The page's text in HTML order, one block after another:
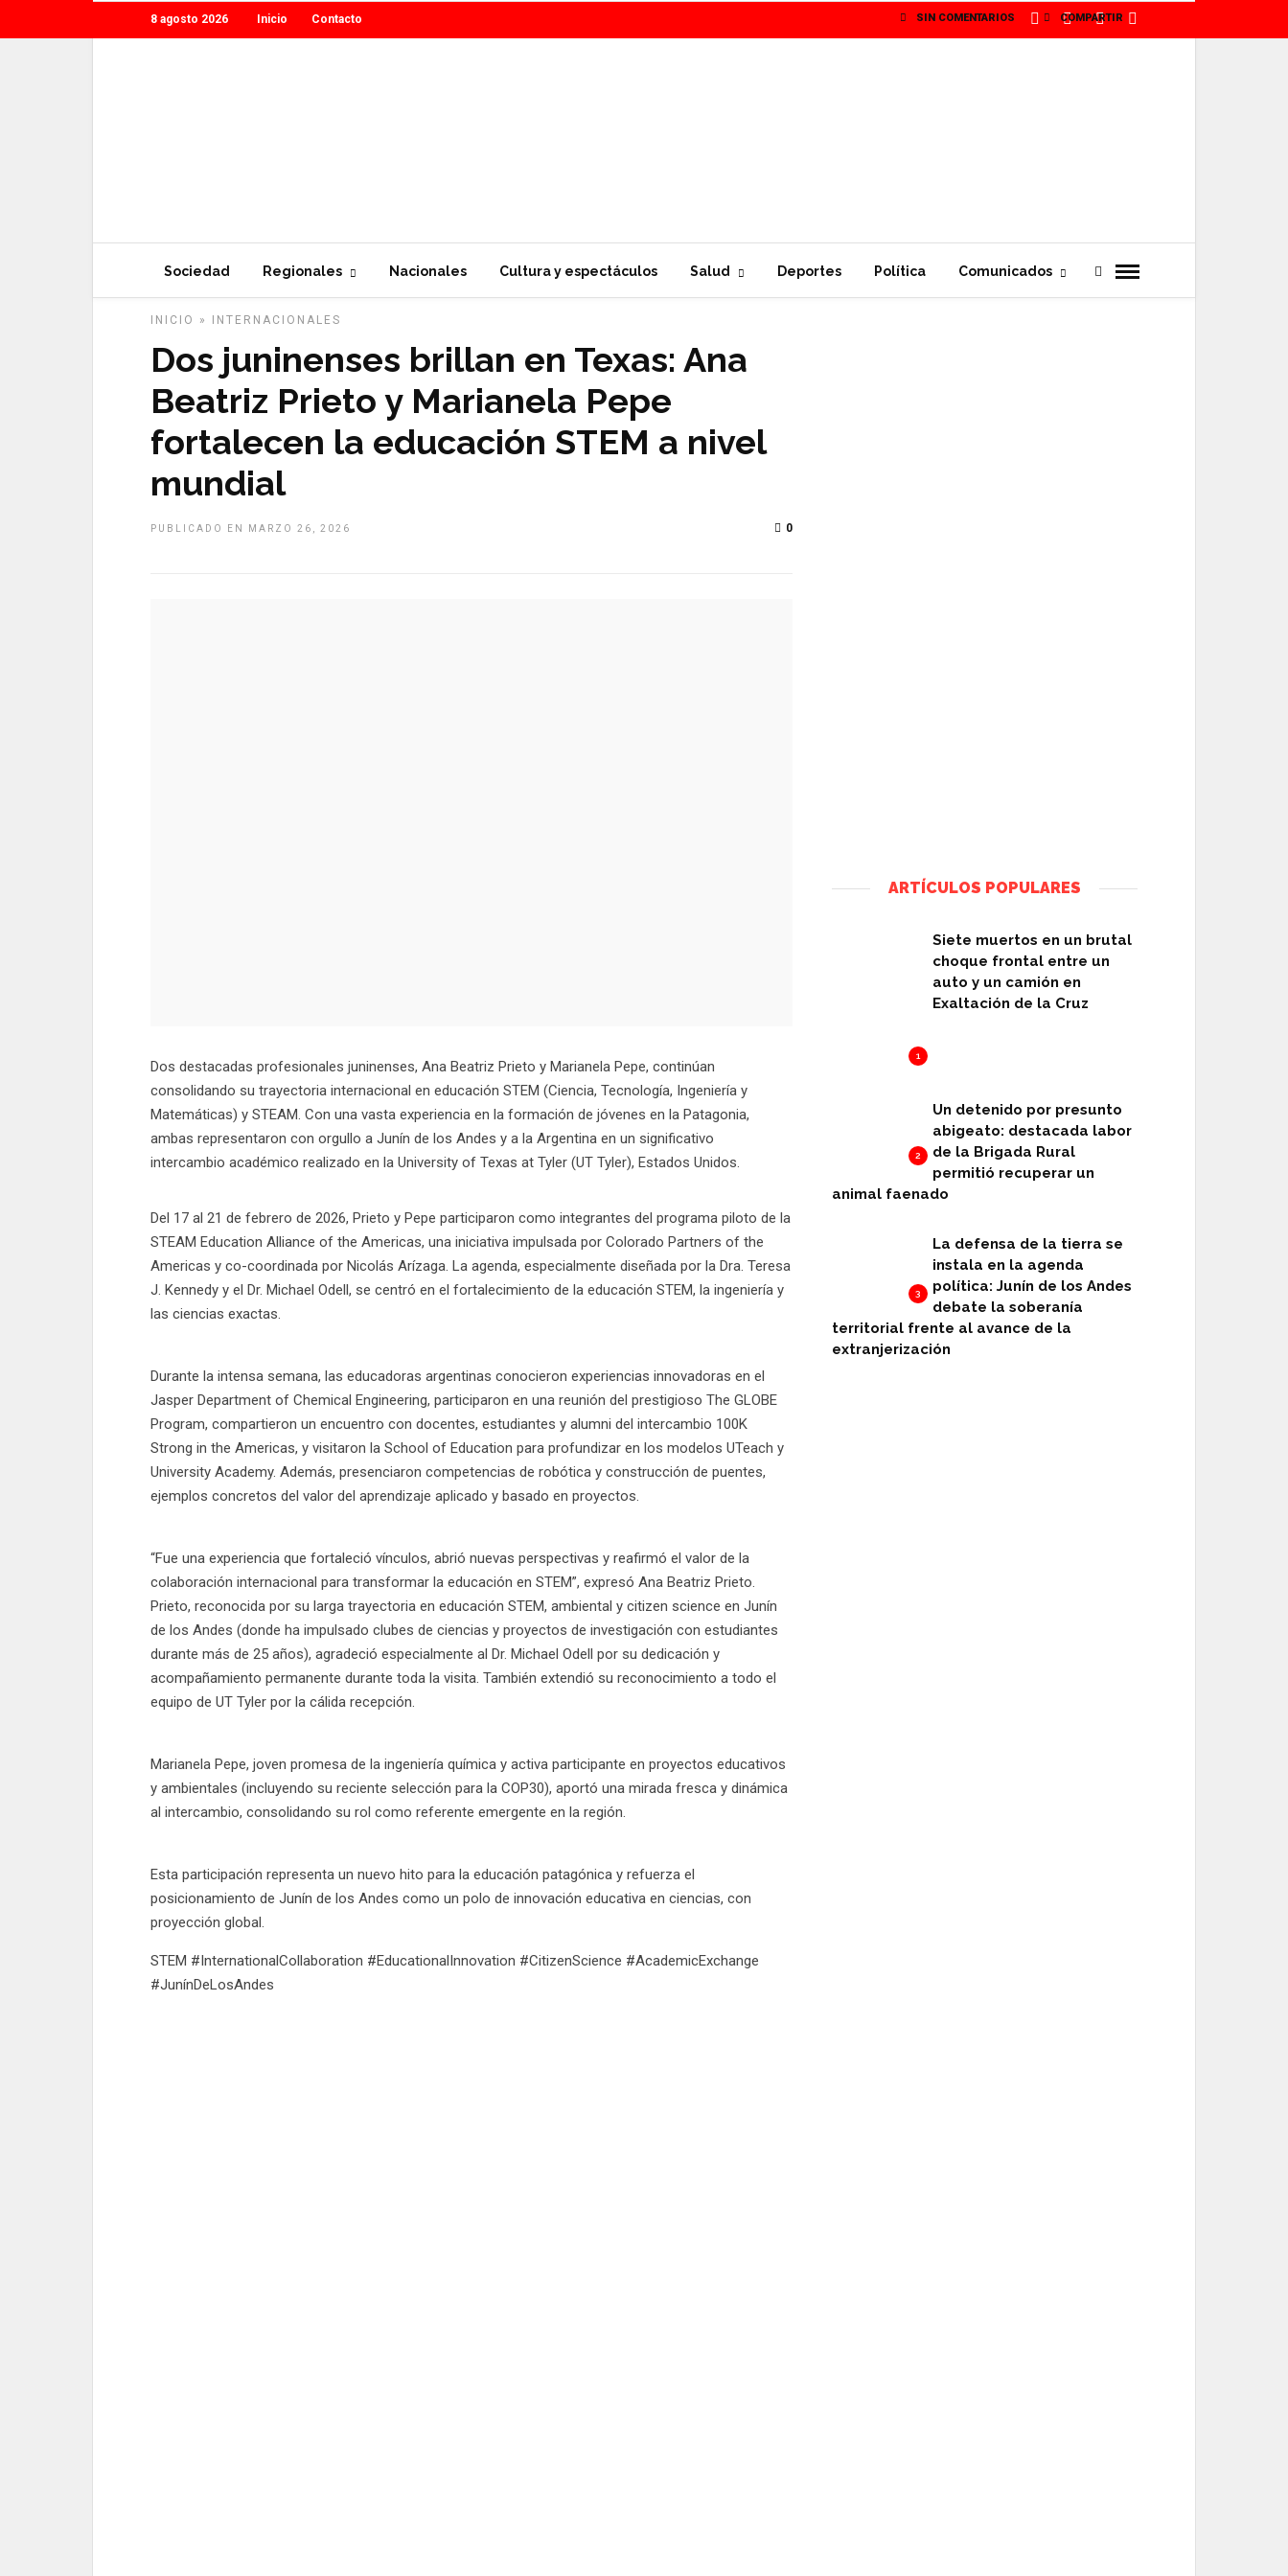
8 agosto 2026 Inicio Contacto
Sociedad Regionales Nacionales Cultura y espectáculos Salud Deportes Política Comunicados
INICIO » INTERNACIONALES
Dos juninenses brillan en Texas: Ana
Beatriz Prieto y Marianela Pepe
fortalecen la educación STEM a nivel
mundial
PUBLICADO EN MARZO 26, 2026 0
Dos destacadas profesionales juninenses, Ana Beatriz Prieto y Marianela Pepe, continúan
consolidando su trayectoria internacional en educación STEM (Ciencia, Tecnología, Ingeniería y
Matemáticas) y STEAM. Con una vasta experiencia en la formación de jóvenes en la Patagonia,
ambas representaron con orgullo a Junín de los Andes y a la Argentina en un significativo
intercambio académico realizado en la University of Texas at Tyler (UT Tyler), Estados Unidos.
Del 17 al 21 de febrero de 2026, Prieto y Pepe participaron como integrantes del programa piloto de la
STEAM Education Alliance of the Americas, una iniciativa impulsada por Colorado Partners of the
Americas y co-coordinada por Nicolás Arízaga. La agenda, especialmente diseñada por la Dra. Teresa
J. Kennedy y el Dr. Michael Odell, se centró en el fortalecimiento de la educación STEM, la ingeniería y
las ciencias exactas.
Durante la intensa semana, las educadoras argentinas conocieron experiencias innovadoras en el
Jasper Department of Chemical Engineering, participaron en una reunión del prestigioso The GLOBE
Program, compartieron un encuentro con docentes, estudiantes y alumni del intercambio 100K
Strong in the Americas, y visitaron la School of Education para profundizar en los modelos UTeach y
University Academy. Además, presenciaron competencias de robótica y construcción de puentes,
ejemplos concretos del valor del aprendizaje aplicado y basado en proyectos.
“Fue una experiencia que fortaleció vínculos, abrió nuevas perspectivas y reafirmó el valor de la
colaboración internacional para transformar la educación en STEM”, expresó Ana Beatriz Prieto.
Prieto, reconocida por su larga trayectoria en educación STEM, ambiental y citizen science en Junín
de los Andes (donde ha impulsado clubes de ciencias y proyectos de investigación con estudiantes
durante más de 25 años), agradeció especialmente al Dr. Michael Odell por su dedicación y
acompañamiento permanente durante toda la visita. También extendió su reconocimiento a todo el
equipo de UT Tyler por la cálida recepción.
Marianela Pepe, joven promesa de la ingeniería química y activa participante en proyectos educativos
y ambientales (incluyendo su reciente selección para la COP30), aportó una mirada fresca y dinámica
al intercambio, consolidando su rol como referente emergente en la región.
Esta participación representa un nuevo hito para la educación patagónica y refuerza el
posicionamiento de Junín de los Andes como un polo de innovación educativa en ciencias, con
proyección global.
STEM #InternationalCollaboration #EducationalInnovation #CitizenScience #AcademicExchange
#JunínDeLosAndes
ARTÍCULOS POPULARES
1
Siete muertos en un brutal
choque frontal entre un
auto y un camión en
Exaltación de la Cruz
2
Un detenido por presunto
abigeato: destacada labor
de la Brigada Rural
permitió recuperar un
animal faenado
3
La defensa de la tierra se
instala en la agenda
política: Junín de los Andes
debate la soberanía
territorial frente al avance de la
extranjerización
COMPARTIR
SIN COMENTARIOS